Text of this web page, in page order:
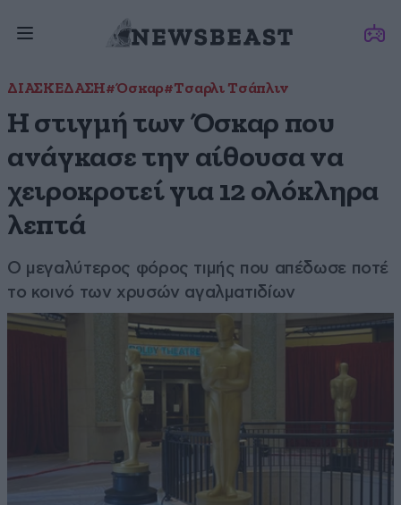
ΔΙΑΣΚΕΔΑΣΗ#Όσκαρ#Τσαρλι Τσάπλιν
H στιγμή των Όσκαρ που
ανάγκασε την αίθουσα να
χειροκροτεί για 12 ολόκληρα
λεπτά
Ο μεγαλύτερος φόρος τιμής που απέδωσε ποτέ
το κοινό των χρυσών αγαλματιδίων